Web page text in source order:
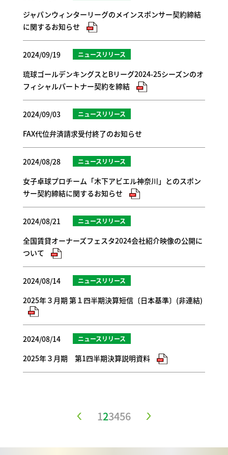
ジャパンウィンターリーグのメインスポンサー契約締結
に関するお知らせ
2024/09/19 ニュースリリース
琉球ゴールデンキングスとBリーグ2024-25シーズンのオ
フィシャルパートナー契約を締結
2024/09/03 ニュースリリース
FAX代位弁済請求受付終了のお知らせ
2024/08/28 ニュースリリース
女子卓球プロチーム「木下アビエル神奈川」とのスポン
サー契約締結に関するお知らせ
2024/08/21 ニュースリリース
全国賃貸オーナーズフェスタ2024会社紹介映像の公開に
ついて
2024/08/14 ニュースリリース
2025年３月期 第１四半期決算短信〔日本基準〕(非連結)
2024/08/14 ニュースリリース
2025年３月期 第1四半期決算説明資料
123456